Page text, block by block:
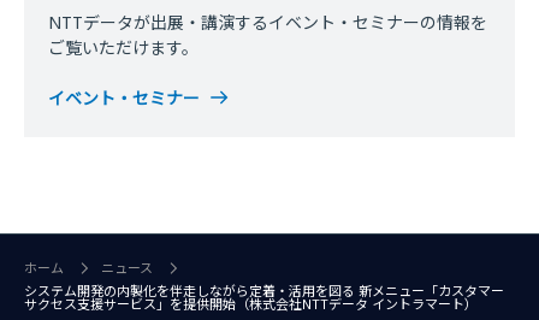
NTTデータが出展・講演するイベント・セミナーの情報を
ご覧いただけます。
イベント・セミナー
ホーム
ニュース
システム開発の内製化を伴走しながら定着・活用を図る 新メニュー「カスタマー
サクセス支援サービス」を提供開始（株式会社NTTデータ イントラマート）